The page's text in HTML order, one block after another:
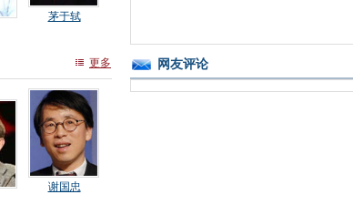
茅于轼
更多
谢国忠
网友评论